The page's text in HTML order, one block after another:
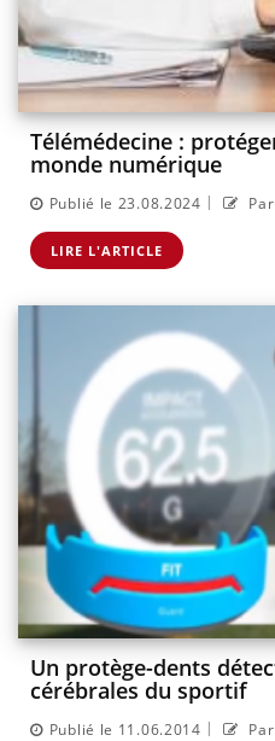
Télémédecine :
monde numérique
Publié le 23.08.2024 |
LIRE L'ARTICLE
Un protège-dents
cérébrales du sportif
Publié le 11.06.2014 |